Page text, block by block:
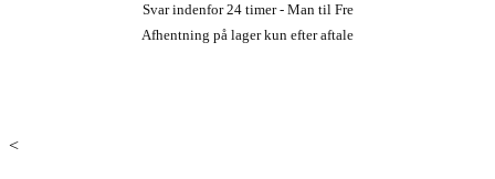
Svar indenfor 24 timer - Man til Fre
Afhentning på lager kun efter aftale
<